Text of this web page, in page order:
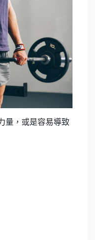
量，或是容易導致